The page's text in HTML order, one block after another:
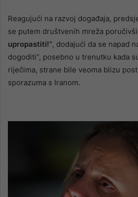
Reagujući na razvoj događaja,
se putem društvenih mreža
upropastiti!“, dodajući da se napad
dogoditi“, posebno u trenutku kada
riječima, strane bile veoma blizu
sporazuma s Iranom.